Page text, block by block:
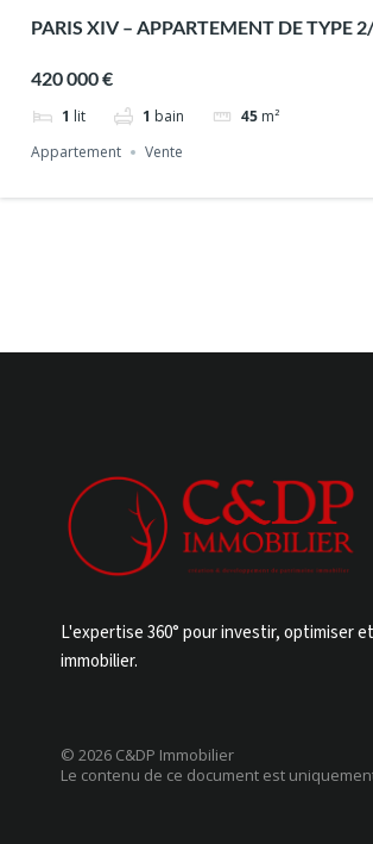
PARIS XIV – APPARTEMENT DE TYPE
420 000 €
1 lit 1 bain 45 m²
Appartement
Vente
L'expertise 360° pour investir, optimiser
immobilier.
© 2026 C&DP Immobilier
Le contenu de ce document est